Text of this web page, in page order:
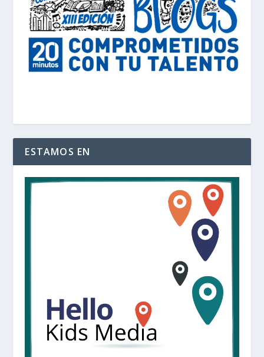
ESTAMOS EN